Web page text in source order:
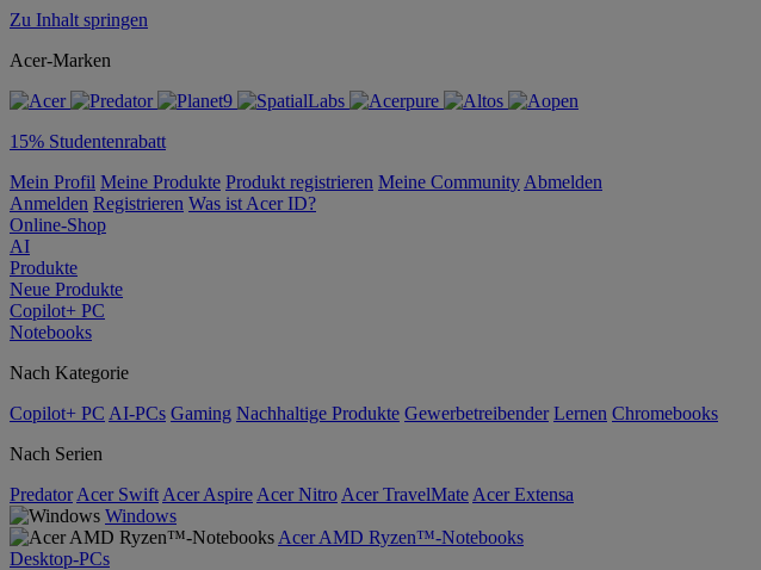
Zu Inhalt springen
Acer-Marken
15% Studentenrabatt
Mein Profil Meine Produkte Produkt registrieren Meine Community Abmelden
Anmelden Registrieren Was ist Acer ID?
Online-Shop
AI
Produkte
Neue Produkte
Copilot+ PC
Notebooks
Nach Kategorie
Copilot+ PC AI-PCs Gaming Nachhaltige Produkte Gewerbetreibender Lernen Chromebooks
Nach Serien
Predator Acer Swift Acer Aspire Acer Nitro Acer TravelMate Acer Extensa
Windows
Acer AMD Ryzen™-Notebooks
Desktop-PCs